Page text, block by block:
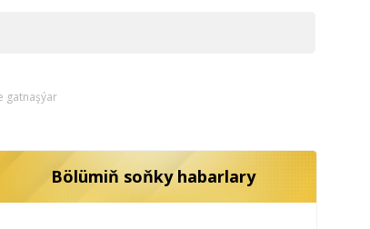
gatnaşýar
Bölümiň soňky habarlary